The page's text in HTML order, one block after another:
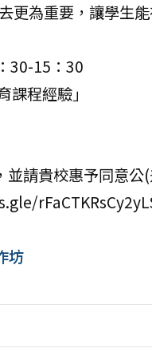
更為重要，讓學生
30-15：30
程經驗」
請貴校惠予同意
坊